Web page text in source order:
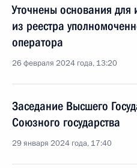
Уточнены основания
из реестра
оператора
26 февраля 2024 года, 13:20
Заседание Высшего
Союзного государства
29 января 2024 года, 17:40